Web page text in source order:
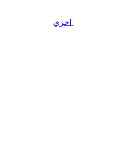
اخري